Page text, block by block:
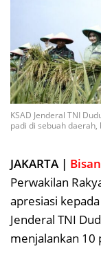
KSAD Jenderal TNI
padi di sebuah daerah,
JAKARTA |
Perwakilan
apresiasi
Jenderal TNI
menjalankan 10